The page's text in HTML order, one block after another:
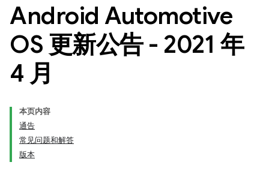
Android Automotive
OS 更新公告 - 2021 年
4 月
本页内容
通告
常见问题和解答
版本